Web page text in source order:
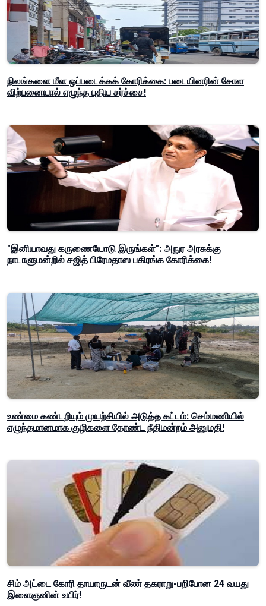
நிலங்களை மீள ஒப்படைக்கக் கோரிக்கை: படையினரின் சோள
விற்பனையால் எழுந்த புதிய சர்ச்சை!
"இனியாவது கருணையோடு இருங்கள்": அநுர அரசுக்கு
நாடாளுமன்றில் சஜித் பிரேமதாஸ பகிரங்க கோரிக்கை!
உண்மை கண்டறியும் முயற்சியில் அடுத்த கட்டம்: செம்மணியில்
எழுந்தமானமாக குழிகளை தோண்ட நீதிமன்றம் அனுமதி!
சிம் அட்டை கோரி தாயாருடன் வீண் தகராறு-பறிபோன 24 வயது
இளைஞனின் உயிர்!